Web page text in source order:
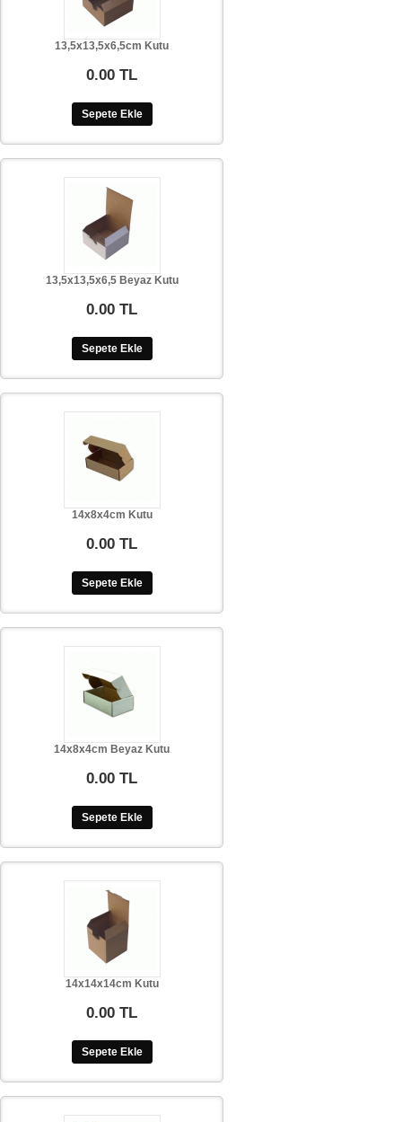
13,5x13,5x6,5cm Kutu
0.00 TL
Sepete Ekle
13,5x13,5x6,5 Beyaz Kutu
0.00 TL
Sepete Ekle
14x8x4cm Kutu
0.00 TL
Sepete Ekle
14x8x4cm Beyaz Kutu
0.00 TL
Sepete Ekle
14x14x14cm Kutu
0.00 TL
Sepete Ekle